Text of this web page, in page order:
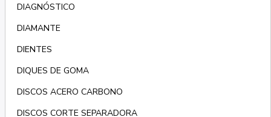
DIAGNÓSTICO
DIAMANTE
DIENTES
DIQUES DE GOMA
DISCOS ACERO CARBONO
DISCOS CORTE SEPARADORA